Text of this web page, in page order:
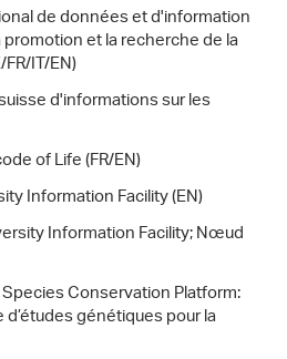
de données et d'information
et la recherche de la
IT/EN)
d'informations sur les
of Life (FR/EN)
Information Facility (EN)
Information Facility; Nœud
Conservation Platform:
génétiques pour la